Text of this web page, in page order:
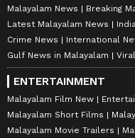
Malayalam News
Breaking
Latest Malayalam News
Crime News
International
Gulf News in Malayalam
ENTERTAINMENT
Malayalam Film New
Malayalam Short Films
Malayalam Movie Trailers